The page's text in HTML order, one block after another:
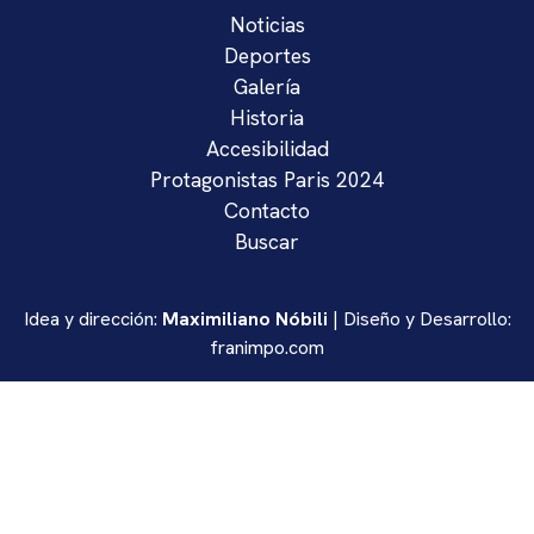
Noticias
Deportes
Galería
Historia
Accesibilidad
Protagonistas Paris 2024
Contacto
Buscar
Idea y dirección: Maximiliano Nóbili | Diseño y Desarrollo:
franimpo.com